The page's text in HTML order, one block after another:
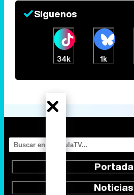
Síguenos
34k 1k
Portada
Noticias